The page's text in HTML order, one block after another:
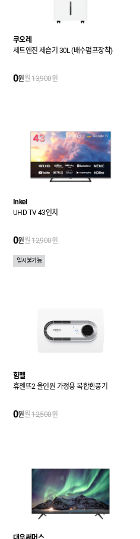
쿠오레
제트엔진 제습기 30L (배수펌프장착)
0원월13,900원
Inkel
UHD TV 43인치
0원월12,900원
일시불가능
힘펠
휴젠뜨2 올인원 가정용 복합환풍기
0원월12,500원